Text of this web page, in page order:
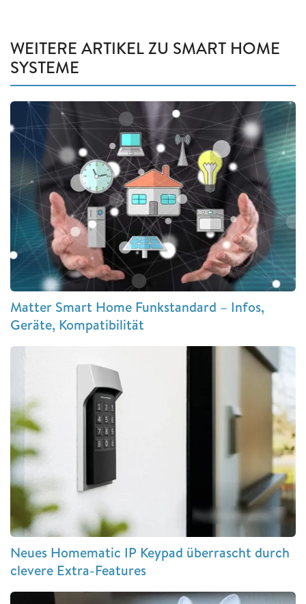
WEITERE ARTIKEL ZU SMART HOME
SYSTEME
Matter Smart Home Funkstandard – Infos,
Geräte, Kompatibilität
Neues Homematic IP Keypad überrascht durch
clevere Extra-Features